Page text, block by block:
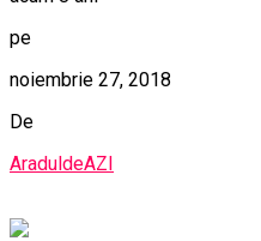
pe
noiembrie 27, 2018
De
AraduldeAZI